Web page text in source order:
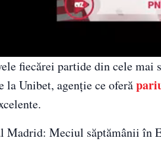
fiecărei partide din cele
la Unibet, agenție ce oferă
Madrid: Meciul săptămânii în